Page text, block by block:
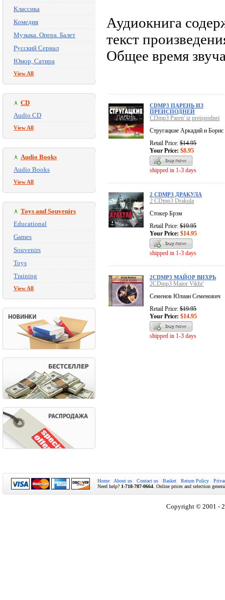
Классика
Комедия
Музыка. Опера. Балет
Русский Сериал
Юмор, Сатира
View All
CD
Audio CD
View All
Audio Books
Audio Books
View All
Toys and Souvenirs
Educational
Games
Souvenirs
Toys
Training
View All
Аудиокнига
текст
Общее время
CDMP3 ПАРЕНЬ ИЗ
ПРЕИСПОДНЕЙ
CDmp3 Paren' iz preispodnei
Стругацкие Аркадий и Борис
Retail Price: $14.95
Your Price: $8.95
shipped in 1-3 days
2 CDMP3 ДРАКУЛА
2 CDmp3 Drakula
Стокер Брэм
Retail Price: $19.95
Your Price: $14.95
shipped in 1-3 days
2CDMP3 МАЙОР ВИХРЬ
2CDmp3 Maior Vikhr'
Семенов Юлиан Семенович
Retail Price: $19.95
Your Price: $14.95
shipped in 1-3 days
Home About us Contact us Basket Return Policy
Need help? 1-718-787-0664 . Online prices and selection
Copyright © 2001 -